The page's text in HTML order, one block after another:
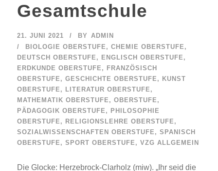
Gesamtschule
21. JUNI 2021 BY
ADMIN
BIOLOGIE OBERSTUFE , CHEMIE OBERSTUFE ,
DEUTSCH OBERSTUFE , ENGLISCH OBERSTUFE ,
ERDKUNDE OBERSTUFE , FRANZÖSISCH
OBERSTUFE , GESCHICHTE OBERSTUFE , KUNST
OBERSTUFE , LITERATUR OBERSTUFE ,
MATHEMATIK OBERSTUFE , OBERSTUFE ,
PÄDAGOGIK OBERSTUFE , PHILOSOPHIE
OBERSTUFE , RELIGIONSLEHRE OBERSTUFE ,
SOZIALWISSENSCHAFTEN OBERSTUFE , SPANISCH
OBERSTUFE , SPORT OBERSTUFE , VZG ALLGEMEIN
Die Glocke: Herzebrock-Clarholz (miw). „Ihr seid die